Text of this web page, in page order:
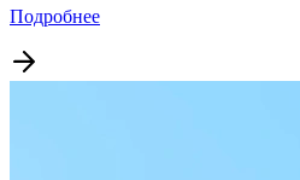
Подробнее